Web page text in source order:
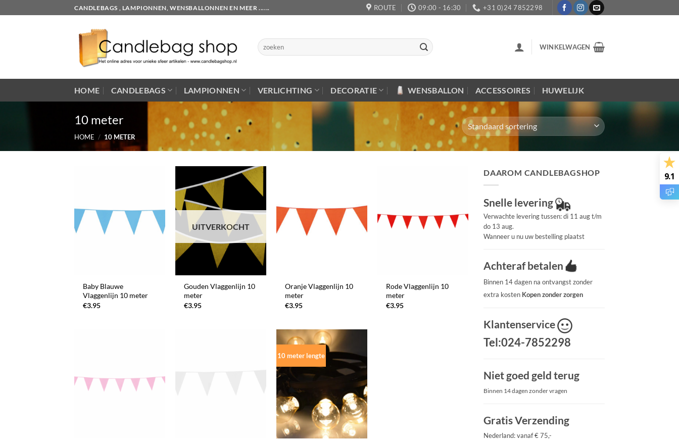
to
CANDLEBAGS , LAMPIONNEN, WENSBALLONNEN EN MEER ...... ROUTE 09:00 - 16:30 +31 0)24 7852298
Zoeken
naar:
WINKELWAGEN
HOME CANDLEBAGS LAMPIONNEN VERLICHTING DECORATIE WENSBALLON ACCESSOIRES HUWELIJK
10 meter
HOME / 10 METER
Baby Blauwe
Vlaggenlijn 10 meter
€3.95
UITVERKOCHT
Gouden Vlaggenlijn 10
meter
€3.95
Oranje Vlaggenlijn 10
meter
€3.95
Rode Vlaggenlijn 10
meter
€3.95
10 meter lengte
+
DAAROM CANDLEBAGSHOP
Snelle levering
Verwachte levering tussen: di 11 aug t/m
do 13 aug.
Wanneer u nu uw bestelling plaatst
Achteraf betalen
Binnen 14 dagen na ontvangst zonder
extra kosten Kopen zonder zorgen
Klantenservice
Tel:024-7852298
Niet goed geld terug
Binnen 14 dagen zonder vragen
Gratis Verzending
Nederland: vanaf € 75,-
9.1